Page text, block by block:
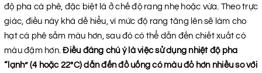
độ pha cà phê, đặc biệt là ở chế độ rang nhẹ hoặc vừa. Theo trực
giác, điều này khá dễ hiểu, vì mức độ rang tăng lên sẽ làm cho
hạt cà phê sẫm màu hơn, sau đó có thể dẫn đến chiết xuất có
màu đậm hơn.Điều đáng chú ý là việc sử dụng nhiệt độ pha
“lạnh” (4 hoặc 22°C) dẫn đến đồ uống có màu đỏ hơn nhiều so với